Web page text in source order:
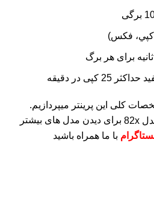
در دقیقه
کلی این پرینتر میپردازیم.
برای دیدن مدل های بیشتر
با ما همراه باشید